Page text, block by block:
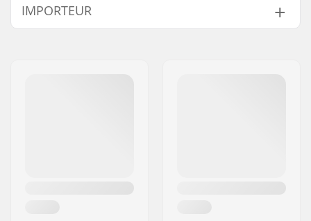
Starnut:
Compressie Bout
45mm
IMPORTEUR